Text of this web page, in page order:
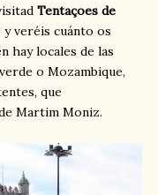
Tentaçoes de
y veréis cuánto os
hay locales de las
o Mozambique,
que
Martim Moniz.